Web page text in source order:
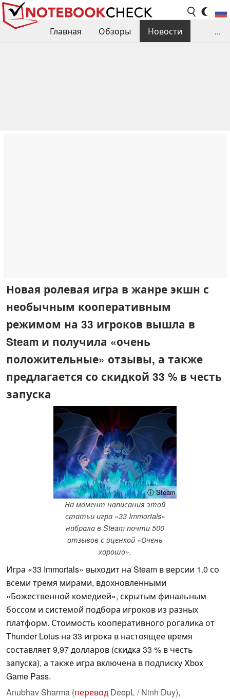
Главная Обзоры
Новости
...
Новая ролевая игра в жанре экшн с
необычным кооперативным
режимом на 33 игроков вышла в
Steam и получила «очень
положительные» отзывы, а также
предлагается со скидкой 33 % в честь
запуска
ⓘ Steam
На момент написания этой
статьи игра «33 Immortals»
набрала в Steam почти 500
отзывов с оценкой «Очень
хорошо».
Игра «33 Immortals» выходит на Steam в версии 1.0 со
всеми тремя мирами, вдохновленными
«Божественной комедией», скрытым финальным
боссом и системой подбора игроков из разных
платформ. Стоимость кооперативного рогалика от
Thunder Lotus на 33 игрока в настоящее время
составляет 9,97 долларов (скидка 33 % в честь
запуска), а также игра включена в подписку Xbox
Game Pass.
Anubhav Sharma (перевод DeepL / Ninh Duy),